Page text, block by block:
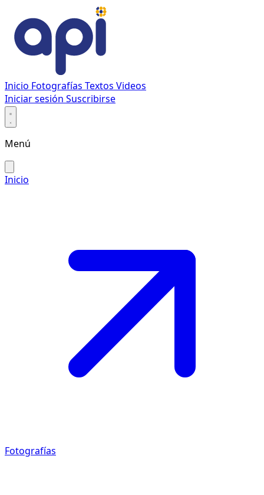
Inicio Fotografías Textos Videos
Iniciar sesión Suscribirse
Menú
Inicio
Fotografías